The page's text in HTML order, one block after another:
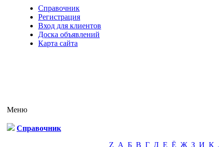
Справочник
Регистрация
Вход для клиентов
Доска объявлений
Карта сайта
Меню
Справочник
Z А Б В Г Д Е Ё Ж З И К